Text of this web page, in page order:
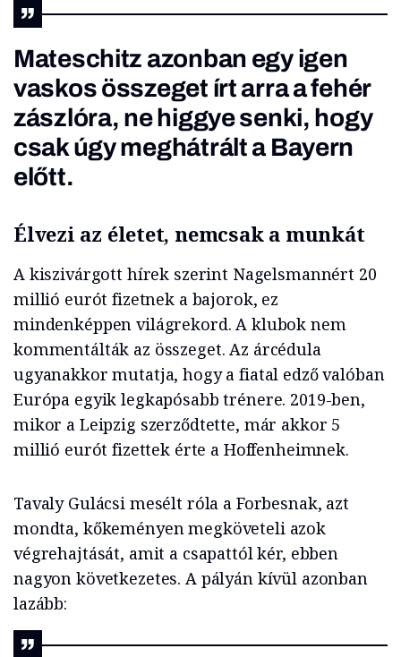
Mateschitz azonban egy igen
vaskos összeget írt arra a fehér
zászlóra, ne higgye senki, hogy
csak úgy meghátrált a Bayern
előtt.
Élvezi az életet, nemcsak a munkát
A kiszivárgott hírek szerint Nagelsmannért 20
millió eurót fizetnek a bajorok, ez
mindenképpen világrekord. A klubok nem
kommentálták az összeget. Az árcédula
ugyanakkor mutatja, hogy a fiatal edző valóban
Európa egyik legkapósabb trénere. 2019-ben,
mikor a Leipzig szerződtette, már akkor 5
millió eurót fizettek érte a Hoffenheimnek.
Tavaly Gulácsi mesélt róla a Forbesnak, azt
mondta, kőkeményen megköveteli azok
végrehajtását, amit a csapattól kér, ebben
nagyon következetes. A pályán kívül azonban
lazább: